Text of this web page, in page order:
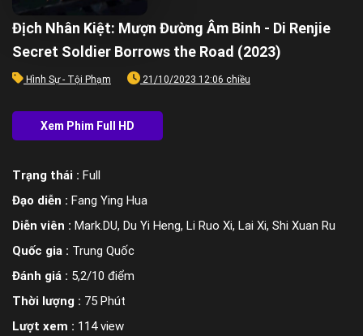
Địch Nhân Kiệt: Mượn Đường Âm Binh - Di Renjie
Secret Soldier Borrows the Road (2023)
Hình Sự - Tội Phạm 21/10/2023 12:06 chiều
Trạng thái : Full
Đạo diễn : Fang Ying Hua
Diễn viên : Mark.DU, Du Yi Heng, Li Ruo Xi, Lai Xi, Shi Xuan Ru
Quốc gia : Trung Quốc
Đánh giá : 5,2/10 điểm
Thời lượng : 75 Phút
Lượt xem : 114 view